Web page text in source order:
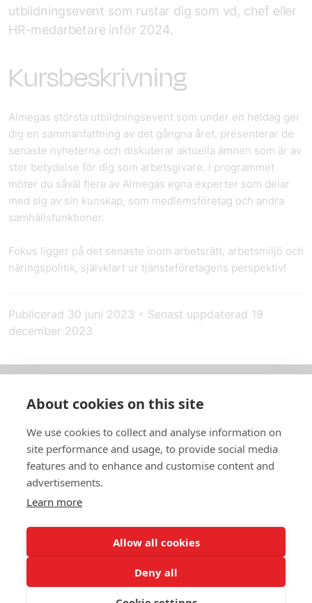
utbildningsevent som rustar dig som vd, chef eller
HR-medarbetare inför 2024.
Kursbeskrivning
Almegas största utbildningsevent som under en heldag ger
dig en sammanfattning av det gångna året, presenterar de
senaste nyheterna och diskuterar aktuella ämnen som är av
stor betydelse för dig som arbetsgivare. I programmet
möter du såväl flera av Almegas egna experter som delar
med sig av sin kunskap, som medlemsföretag och andra
samhällsfunktioner.
Fokus ligger på det senaste inom arbetsrätt, arbetsmiljö och
näringspolitik, självklart ur tjänsteföretagens perspektiv!
Publicerad 30 juni 2023 • Senast uppdaterad 19
december 2023
In English
Standardavtal
Snabblänkar
In English
Dataskyddspolicy
About cookies on this site
We use cookies to collect and analyse information on
site performance and usage, to provide social media
features and to enhance and customise content and
advertisements.
Learn more
Allow all cookies
Deny all